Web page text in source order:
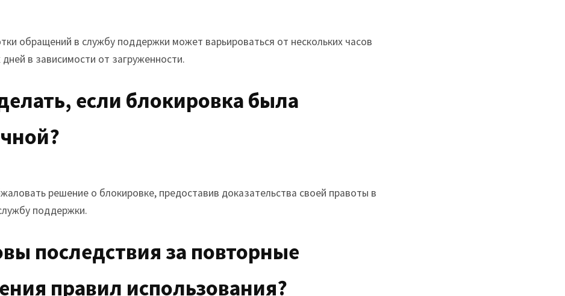
обращений в службу поддержки может варьироваться от нескольких часов
дней в зависимости от загруженности.
если блокировка была
решение о блокировке, предоставив доказательства своей правоты в
поддержки.
последствия за повторные
правил использования?